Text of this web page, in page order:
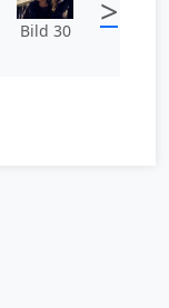
Bild 30 >